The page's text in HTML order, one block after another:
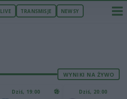
TRANSMISJE NEWSY
WYNIKI NA ŻYWO
Dziś, 19:00 Dziś, 20:00